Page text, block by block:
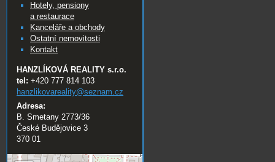
Hotely, pensiony
a restaurace
Kanceláře a obchody
Ostatní nemovitosti
Kontakt
HANZLÍKOVÁ REALITY s.r.o.
tel: +420 777 814 103
hanzlikovareality@seznam.cz
Adresa:
B. Smetany 2773/36
České Budějovice 3
370 01